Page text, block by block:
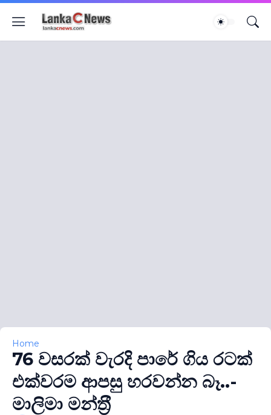
Home
76 වසරක් වැරදි පාරේ ගිය රටක්
එක්වරම ආපසු හරවන්න බෑ..-
මාලිමා මන්ත‍්‍රී